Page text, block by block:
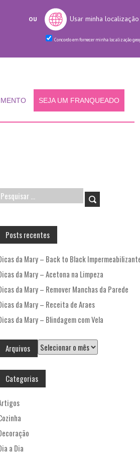
OU Usar minha localização
Concordo em fornecer minha localização
SEJA UM FRANQUEADO
Pesquisar
Posts recentes
da Mary – Back to Black
da Mary – Acetona na Limpeza
da Mary – Remover Manchas da Parede
da Mary – Receita de Araes
da Mary – Blindagem com Vela
Arquivos Arquivos
Categorias
a Dia